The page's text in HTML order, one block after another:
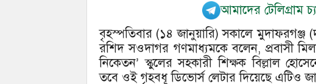
আমাদের টেলিগ্রাম
বৃহস্পতিবার (১৪ জানুয়ারি) সকালে
রশিদ সওদাগর গণমাধ্যমকে বলেন, প্রবাসী
নিকেতন’ স্কুলের সহকারী শিক্ষক বিল্লাল
তবে ওই গৃহবধূ ডিভোর্স লেটার দিয়েছে এটিও